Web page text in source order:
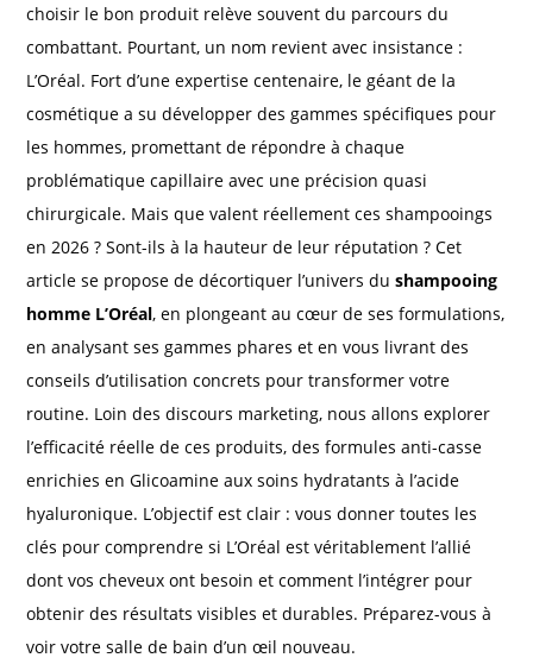
choisir le bon produit relève souvent du parcours du
combattant. Pourtant, un nom revient avec insistance :
L’Oréal. Fort d’une expertise centenaire, le géant de la
cosmétique a su développer des gammes spécifiques pour
les hommes, promettant de répondre à chaque
problématique capillaire avec une précision quasi
chirurgicale. Mais que valent réellement ces shampooings
en 2026 ? Sont-ils à la hauteur de leur réputation ? Cet
article se propose de décortiquer l’univers dushampooing
homme L’Oréal, en plongeant au cœur de ses formulations,
en analysant ses gammes phares et en vous livrant des
conseils d’utilisation concrets pour transformer votre
routine. Loin des discours marketing, nous allons explorer
l’efficacité réelle de ces produits, des formules anti-casse
enrichies en Glicoamine aux soins hydratants à l’acide
hyaluronique. L’objectif est clair : vous donner toutes les
clés pour comprendre si L’Oréal est véritablement l’allié
dont vos cheveux ont besoin et comment l’intégrer pour
obtenir des résultats visibles et durables. Préparez-vous à
voir votre salle de bain d’un œil nouveau.